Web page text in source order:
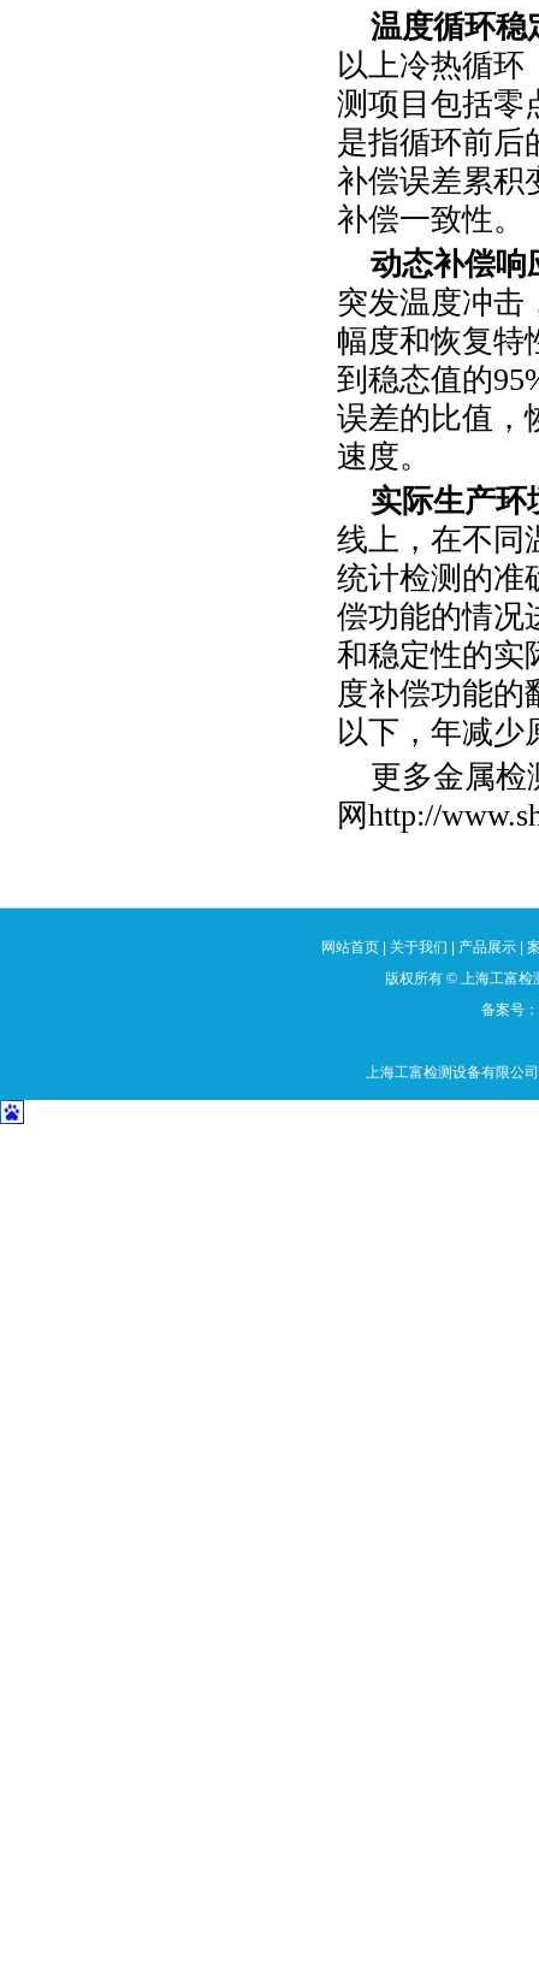
温度循环稳
以上冷热循环
测项目包括零
是指循环前后
补偿误差累积
补偿一致性。
动态补偿响
突发温度冲击
幅度和恢复特
到稳态值的
误差的比值，
速度。
实际生产环
线上，在不同
统计检测的准
偿功能的情况
和稳定性的实
度补偿功能的
以下，年减少
更多金属检
网http://
网站首页| 关于我们 产品展示|
版权所有 ©上海工富检
备案号
上海工富检测设备有限公